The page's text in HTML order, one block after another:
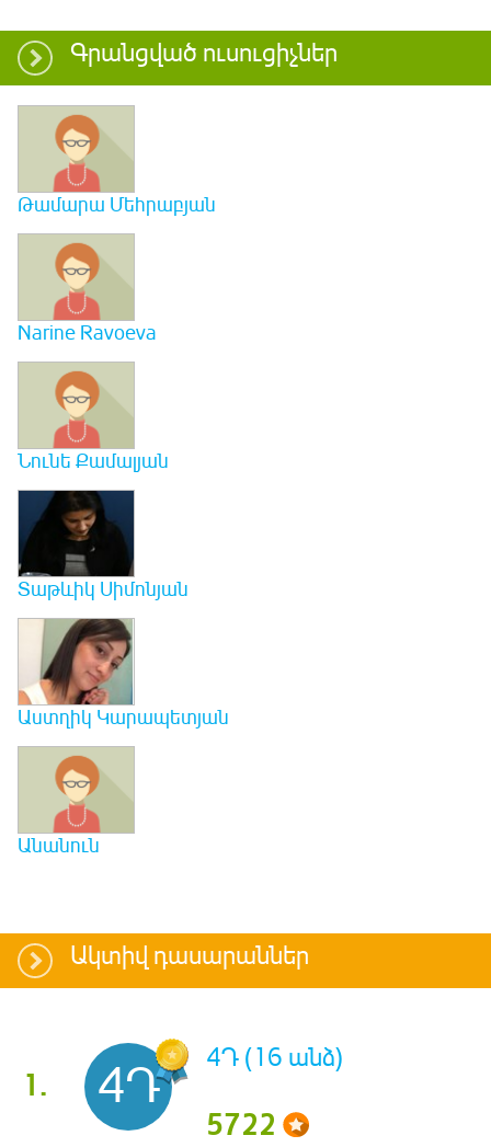
Գրանցված ուսուցիչներ
Թամարա Մեհրաբյան
Narine Ravoeva
Նունե Քամալյան
Տաթևիկ Սիմոնյան
Աստղիկ Կարապետյան
Անանուն
Ակտիվ դասարաններ
1. 4Դ 4Դ (16 անձ)
5722